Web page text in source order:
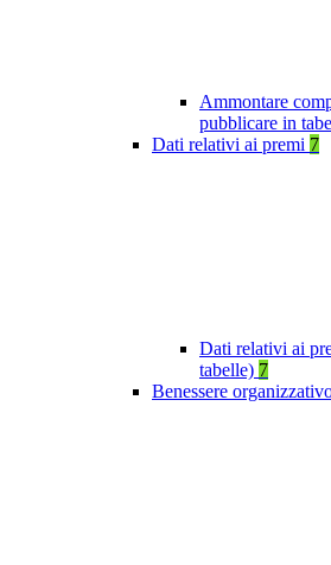
Ammontare
pubblicare in
Dati relativi ai premi 7
Dati relativi ai
tabelle) 7
Benessere